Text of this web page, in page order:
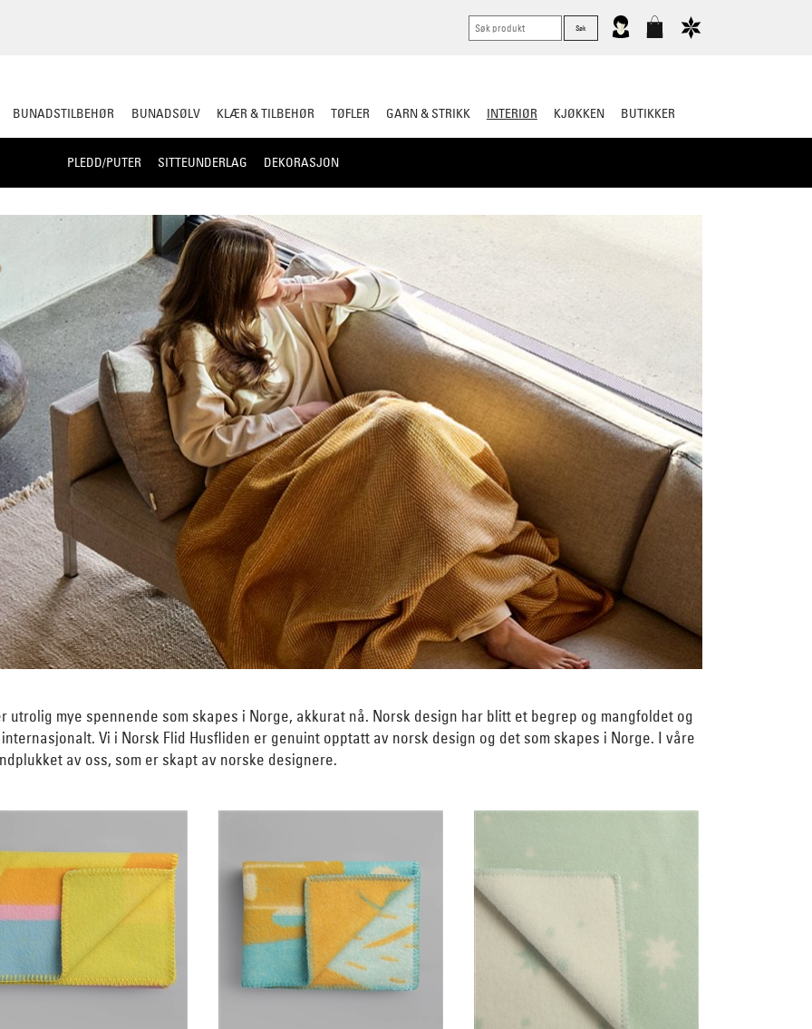
BUNADSTILBEHØR BUNADSØLV KLÆR & TILBEHØR TØFLER GARN & STRIKK INTERIØR
PLEDD/PUTER SITTEUNDERLAG DEKORASJON
KJØKKEN BUTIKKER
utrolig mye spennende som skapes i Norge, akkurat nå. Norsk design har blitt et begrep og mangfoldet og
Vi i Norsk Flid Husfliden er genuint opptatt av norsk design og det som skapes i Norge. I våre
av oss, som er skapt av norske designere.